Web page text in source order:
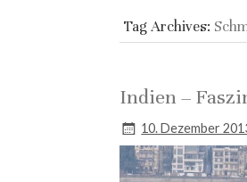
Tag Archives:
Indien –
10. Dezember